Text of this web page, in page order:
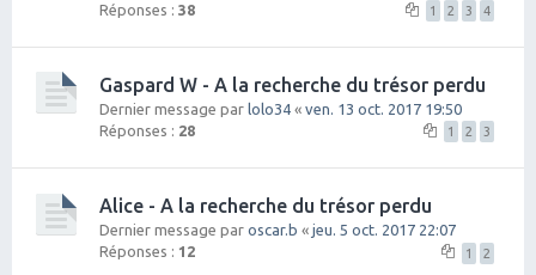
Réponses : 38 1 2 3 4
Gaspard W - A la recherche du trésor perdu
Dernier message par lolo34 « ven. 13 oct. 2017 19:50
Réponses : 28 1 2 3
Alice - A la recherche du trésor perdu
Dernier message par oscar.b « jeu. 5 oct. 2017 22:07
Réponses : 12 1 2